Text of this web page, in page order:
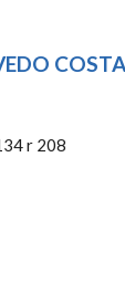
COSTA
r 208